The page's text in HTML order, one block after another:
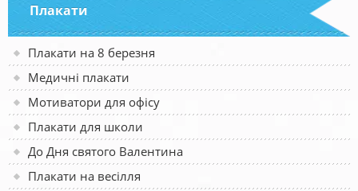
Плакати
Плакати на 8 березня
Медичні плакати
Мотиватори для офісу
Плакати для школи
До Дня святого Валентина
Плакати на весілля